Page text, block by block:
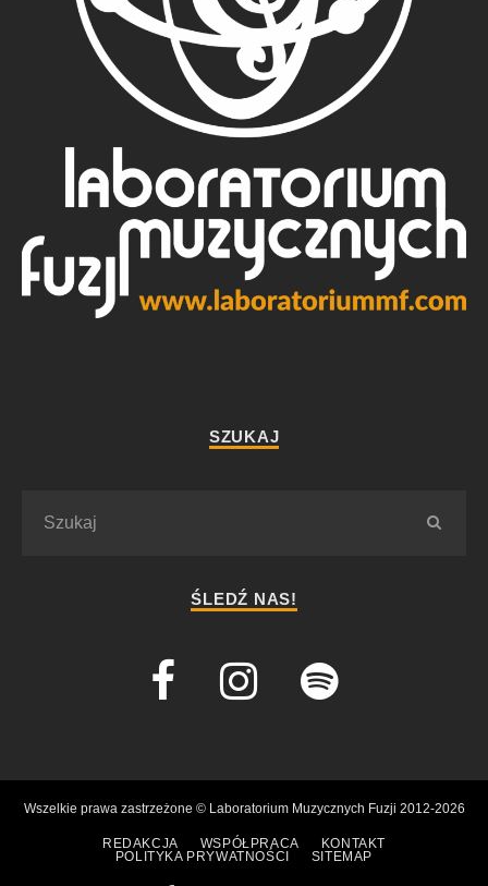
SZUKAJ
ŚLEDŹ NAS!
Wszelkie prawa zastrzeżone © Laboratorium Muzycznych Fuzji 2012-2026
REDAKCJA WSPÓŁPRACA
KONTAKT
POLITYKA PRYWATNOŚCI
SITEMAP